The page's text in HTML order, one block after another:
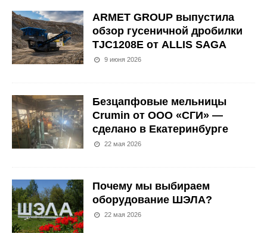
ARMET GROUP выпустила
обзор гусеничной дробилки
TJC1208E от ALLIS SAGA
9 июня 2026
Безцапфовые мельницы
Crumin от ООО «СГИ» —
сделано в Екатеринбурге
22 мая 2026
Почему мы выбираем
оборудование ШЭЛА?
22 мая 2026